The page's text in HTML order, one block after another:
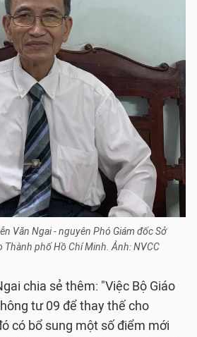
Văn Ngai - nguyên Phó Giám đốc Sở
Thành phố Hồ Chí Minh. Ảnh: NVCC
chia sẻ thêm: "Việc Bộ Giáo
tư 09 để thay thế cho
có bổ sung một số điểm mới